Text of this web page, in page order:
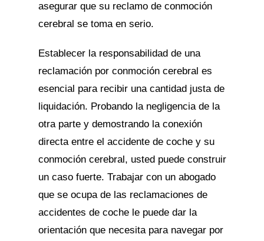
asegurar que su reclamo de conmoción
cerebral se toma en serio.
Establecer la responsabilidad de una
reclamación por conmoción cerebral es
esencial para recibir una cantidad justa de
liquidación. Probando la negligencia de la
otra parte y demostrando la conexión
directa entre el accidente de coche y su
conmoción cerebral, usted puede construir
un caso fuerte. Trabajar con un abogado
que se ocupa de las reclamaciones de
accidentes de coche le puede dar la
orientación que necesita para navegar por